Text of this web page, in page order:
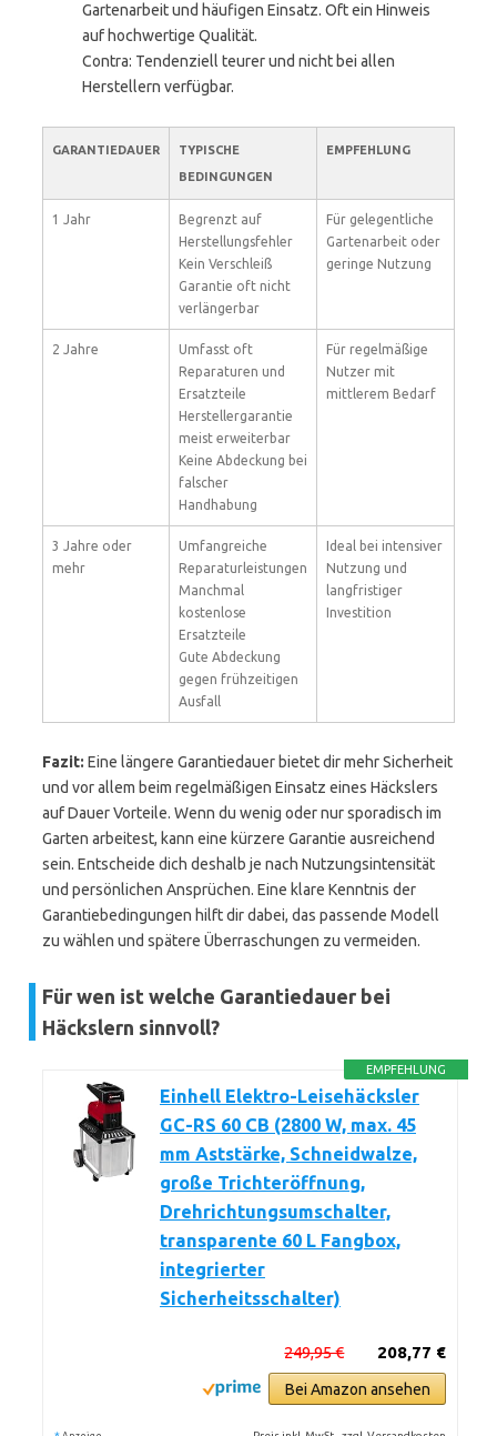
Gartenarbeit und häufigen Einsatz. Oft ein Hinweis
auf hochwertige Qualität.
Contra: Tendenziell teurer und nicht bei allen
Herstellern verfügbar.
GARANTIEDAUER
TYPISCHE
BEDINGUNGEN
EMPFEHLUNG
1 Jahr
Begrenzt auf
Herstellungsfehler
Kein Verschleiß
Garantie oft nicht
verlängerbar
Für gelegentliche
Gartenarbeit oder
geringe Nutzung
2 Jahre
Umfasst oft
Reparaturen und
Ersatzteile
Herstellergarantie
meist erweiterbar
Keine Abdeckung bei
falscher
Handhabung
Für regelmäßige
Nutzer mit
mittlerem Bedarf
3 Jahre oder
mehr
Umfangreiche
Reparaturleistungen
Manchmal
kostenlose
Ersatzteile
Gute Abdeckung
gegen frühzeitigen
Ausfall
Ideal bei intensiver
Nutzung und
langfristiger
Investition
Fazit: Eine längere Garantiedauer bietet dir mehr Sicherheit
und vor allem beim regelmäßigen Einsatz eines Häckslers
auf Dauer Vorteile. Wenn du wenig oder nur sporadisch im
Garten arbeitest, kann eine kürzere Garantie ausreichend
sein. Entscheide dich deshalb je nach Nutzungsintensität
und persönlichen Ansprüchen. Eine klare Kenntnis der
Garantiebedingungen hilft dir dabei, das passende Modell
zu wählen und spätere Überraschungen zu vermeiden.
Für wen ist welche Garantiedauer bei
Häckslern sinnvoll?
EMPFEHLUNG
Einhell Elektro-Leisehäcksler
GC-RS 60 CB (2800 W, max. 45
mm Aststärke, Schneidwalze,
große Trichteröffnung,
Drehrichtungsumschalter,
transparente 60 L Fangbox,
integrierter
Sicherheitsschalter)
208,77 €
249,95 €
Bei Amazon ansehen